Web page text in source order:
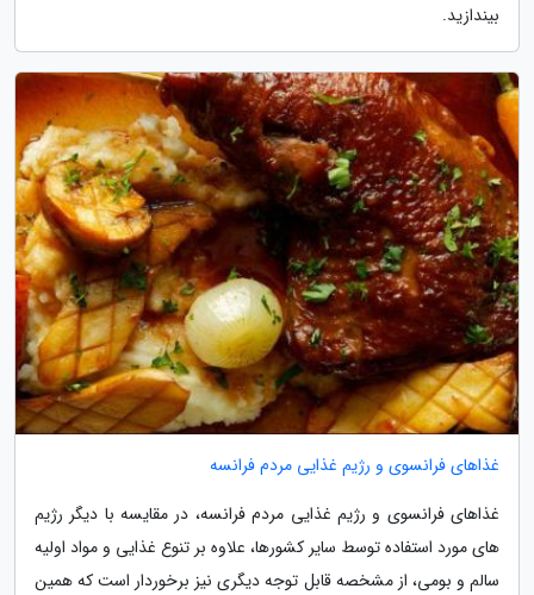
بیندازید.
غذاهای فرانسوی و رژیم غذایی مردم فرانسه
غذاهای فرانسوی و رژیم غذایی مردم فرانسه، در مقایسه با دیگر رژیم
های مورد استفاده توسط سایر کشورها، علاوه بر تنوع غذایی و مواد اولیه
سالم و بومی، از مشخصه قابل توجه دیگری نیز برخوردار است که همین